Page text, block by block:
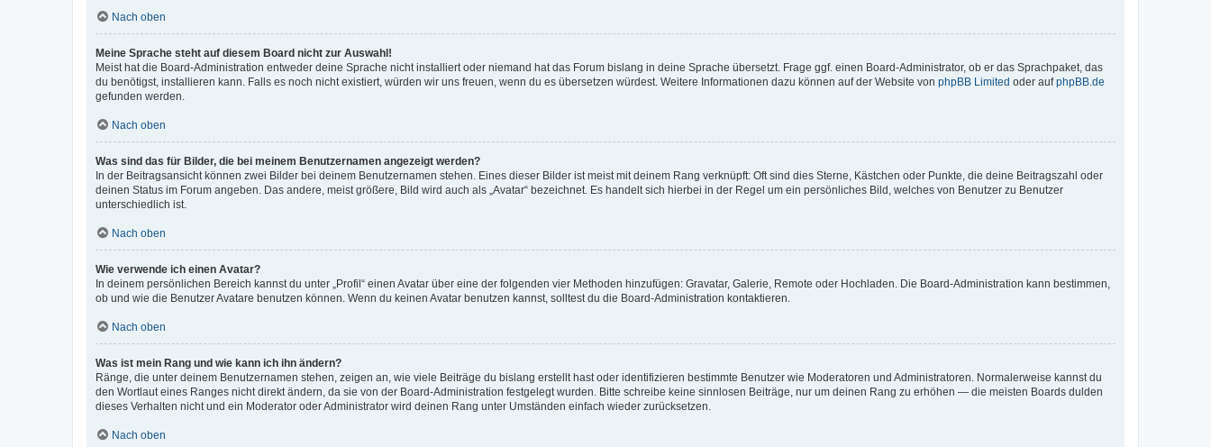
Nach oben
Meine Sprache steht auf diesem Board nicht zur Auswahl!
Meist hat die Board-Administration entweder deine Sprache nicht installiert oder niemand hat das Forum bislang in deine Sprache übersetzt. Frage ggf. einen Board-Administrator, ob er das Sprachpaket, das
du benötigst, installieren kann. Falls es noch nicht existiert, würden wir uns freuen, wenn du es übersetzen würdest. Weitere Informationen dazu können auf der Website von phpBB Limited oder aufphpBB.de
gefunden werden.
Nach oben
Was sind das für Bilder, die bei meinem Benutzernamen angezeigt werden?
In der Beitragsansicht können zwei Bilder bei deinem Benutzernamen stehen. Eines dieser Bilder ist meist mit deinem Rang verknüpft: Oft sind dies Sterne, Kästchen oder Punkte, die deine Beitragszahl oder
deinen Status im Forum angeben. Das andere, meist größere, Bild wird auch als „Avatar“ bezeichnet. Es handelt sich hierbei in der Regel um ein persönliches Bild, welches von Benutzer zu Benutzer
unterschiedlich ist.
Nach oben
Wie verwende ich einen Avatar?
In deinem persönlichen Bereich kannst du unter „Profil“ einen Avatar über eine der folgenden vier Methoden hinzufügen: Gravatar, Galerie, Remote oder Hochladen. Die Board-Administration kann bestimmen,
ob und wie die Benutzer Avatare benutzen können. Wenn du keinen Avatar benutzen kannst, solltest du die Board-Administration kontaktieren.
Nach oben
Was ist mein Rang und wie kann ich ihn ändern?
Ränge, die unter deinem Benutzernamen stehen, zeigen an, wie viele Beiträge du bislang erstellt hast oder identifizieren bestimmte Benutzer wie Moderatoren und Administratoren. Normalerweise kannst du
den Wortlaut eines Ranges nicht direkt ändern, da sie von der Board-Administration festgelegt wurden. Bitte schreibe keine sinnlosen Beiträge, nur um deinen Rang zu erhöhen — die meisten Boards dulden
dieses Verhalten nicht und ein Moderator oder Administrator wird deinen Rang unter Umständen einfach wieder zurücksetzen.
Nach oben